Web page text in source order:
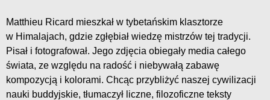
Matthieu Ricard mieszkał w tybetańskim klasztorze
w Himalajach, gdzie zgłębiał wiedzę mistrzów tej tradycji.
Pisał i fotografował. Jego zdjęcia obiegały media całego
świata, ze względu na radość i niebywałą zabawę
kompozycją i kolorami. Chcąc przybliżyć naszej cywilizacji
nauki buddyjskie, tłumaczył liczne, filozoficzne teksty